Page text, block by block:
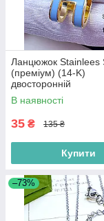
Ланцюжок Stainlees
(преміум) (14-K)
двосторонній
В наявності
35 ₴ 135 ₴
Купити
–73%